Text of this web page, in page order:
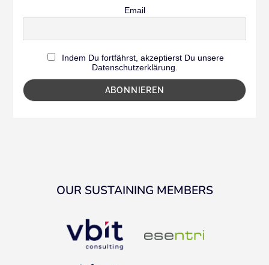
Email
Indem Du fortfährst, akzeptierst Du unsere
Datenschutzerklärung.
OUR SUSTAINING MEMBERS